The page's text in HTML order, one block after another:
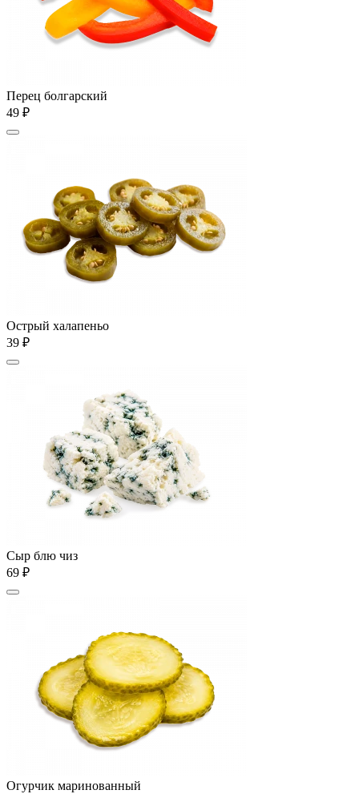
Перец болгарский
49 ₽
Острый халапеньо
39 ₽
Сыр блю чиз
69 ₽
Огурчик маринованный